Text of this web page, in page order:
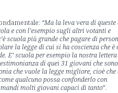
“Ma la leva vera di queste
e con l’esempio sugli altri votanti e
scuola più grande che pagare di
la legge di cui si ha coscienza che
E’ scuola per esempio la nostra
di quei 31 giovani che
che vuole la legge migliore, cioè
qualcuno possa confonderlo con
molti giovani capaci di tanto”.